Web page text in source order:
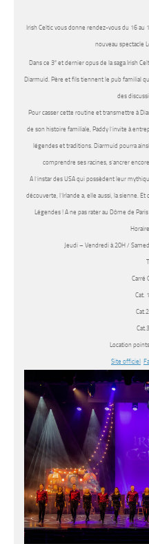
Irish Celtic vous donne rendez-vous du 16
nouveau spectacle
Dans ce 3e et dernier opus de la saga Irish
Diarmuid. Père et fils tiennent le pub familial
des
Pour casser cette routine et transmettre à
de son histoire familiale, Paddy l’invite à
légendes et traditions. Diarmuid pourra
comprendre ses racines, s’ancrer
A l’instar des USA qui possèdent leur
découverte, l’Irlande a, elle aussi, la sienne.
Légendes ! A ne pas rater au Dôme de
Jeudi – Vendredi à 20H /
Carré
Cat.
Location
Site officiel